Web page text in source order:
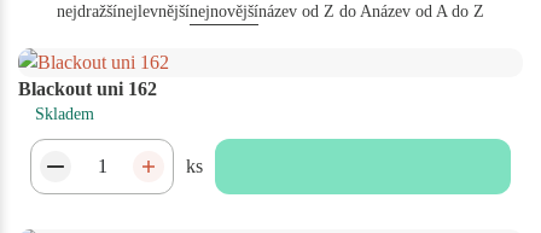
nejdražšínejlevnějšínejnovějšínázev od Z do Anázev od A do Z
Blackout uni 162
Skladem
ks